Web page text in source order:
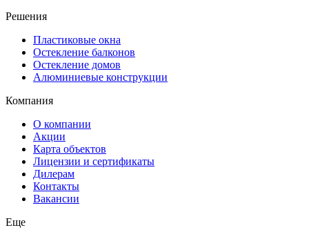
Решения
Пластиковые окна
Остекление балконов
Остекление домов
Алюминиевые конструкции
Компания
О компании
Акции
Карта объектов
Лицензии и сертификаты
Дилерам
Контакты
Вакансии
Еще